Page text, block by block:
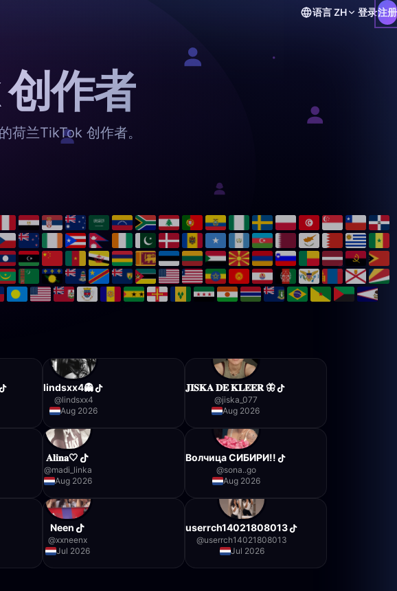
语言ZH 登录注册
作者
荷兰TikTok 创作者。
lindsxx4👻
@lindsxx4
Aug 2026
𝐉𝐈𝐒𝐊𝐀 𝐃𝐄 𝐊𝐋𝐄𝐄𝐑 🦋
@jiska_077
Aug 2026
𝐀𝐥𝐢𝐧𝐚🤍
@madi_linka
Aug 2026
Волчица СИБИРИ!!
@sona..go
Aug 2026
Neen
@xxneenx
Jul 2026
userrch14021808013
@userrch14021808013
Jul 2026